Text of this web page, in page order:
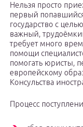
Нельзя просто
первый
государство с
важный,
требует много
помощи
помогать юристы,
европейскому
Консульства
Процесс